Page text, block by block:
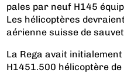
pales par neuf H145
Les hélicoptères
aérienne suisse de
La Rega avait
H1451.500 hélicoptère